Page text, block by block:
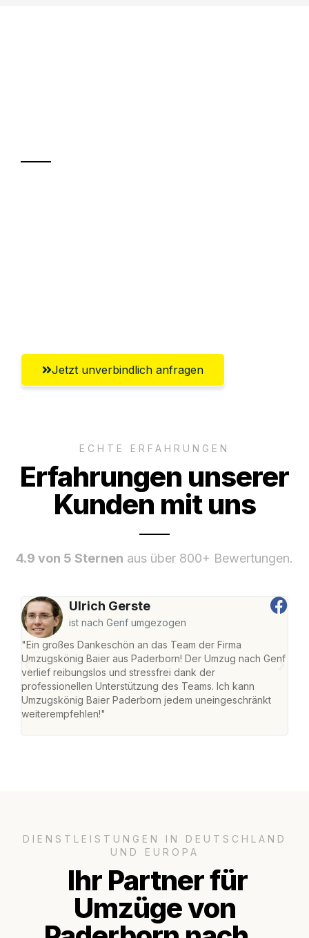
Jetzt unverbindlich anfragen
ECHTE ERFAHRUNGEN
Erfahrungen unserer
Kunden mit uns
4.9 von 5 Sternen aus über 800+ Bewertungen.
Ulrich Gerste
ist nach Genf umgezogen
"Ein großes Dankeschön an das Team der Firma
Umzugskönig Baier aus Paderborn! Der Umzug nach Genf
verlief reibungslos und stressfrei dank der
professionellen Unterstützung des Teams. Ich kann
Umzugskönig Baier Paderborn jedem uneingeschränkt
weiterempfehlen!"
DIENSTLEISTUNGEN IN DEUTSCHLAND
UND EUROPA
Ihr Partner für
Umzüge von